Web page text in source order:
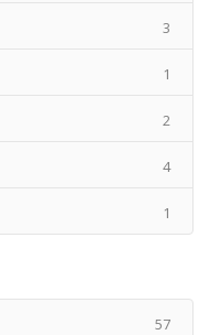
3
1
2
4
1
57